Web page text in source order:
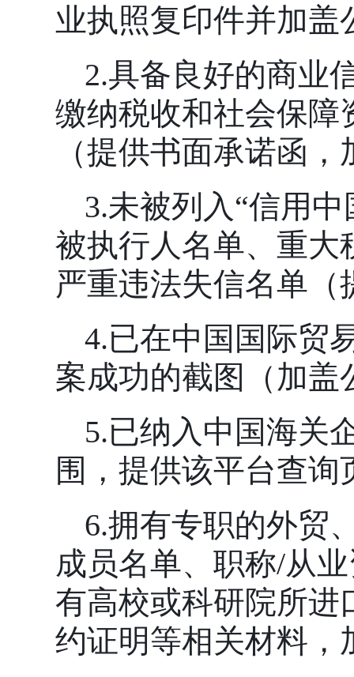
业执照复印件并加盖
2.具备良好的商业
缴纳税收和社会保障
（提供书面承诺函
3.未被列入“信用中
被执行人名单、重大
严重违法失信名单
4.已在中国国际贸
案成功的截图（加盖
5.已纳入中国海关
围，提供该平台查
6.拥有专职的外贸
成员名单、职称/从
有高校或科研院所进
约证明等相关材料，